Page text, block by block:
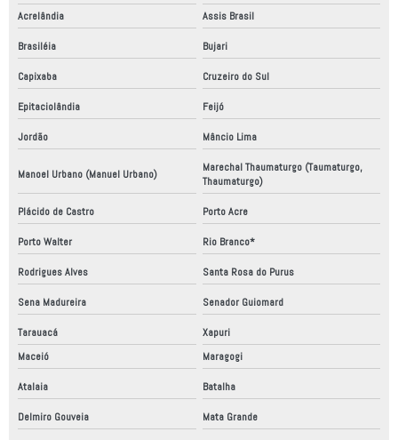
Acrelândia
Assis Brasil
Brasiléia Bujari
Capixaba Cruzeiro do Sul
Epitaciolândia Feijó
Jordão Mâncio Lima
Manoel Urbano (Manuel Urbano)
Marechal Thaumaturgo (Taumaturgo,
Thaumaturgo)
Plácido de Castro Porto Acre
Porto Walter Rio Branco*
Rodrigues Alves Santa Rosa do Purus
Sena Madureira Senador Guiomard
Tarauacá
Xapuri
Maceió
Maragogi
Atalaia Batalha
Delmiro Gouveia Mata Grande